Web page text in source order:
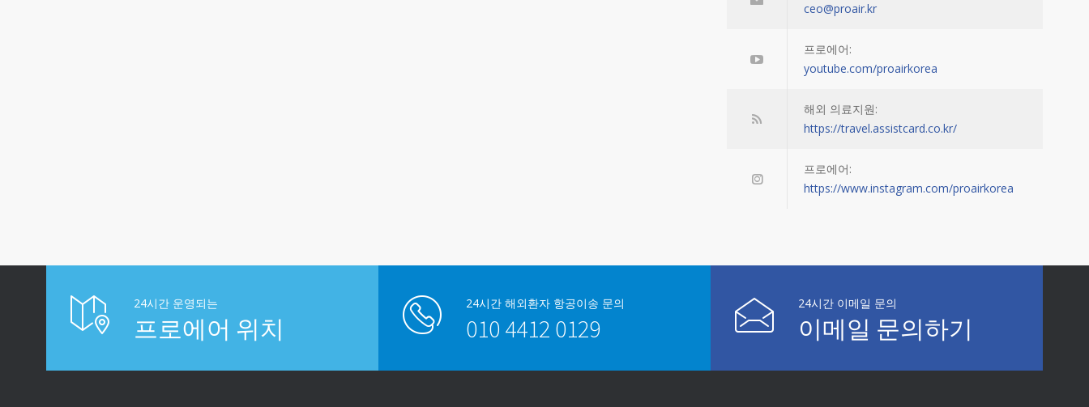
ceo@proair.kr
프로에어:
youtube.com/proairkorea
해외 의료지원:
https://travel.assistcard.co.kr/
프로에어:
https://www.instagram.com/proairkorea
24시간 운영되는
프로에어 위치
24시간 해외환자 항공이송 문의
010 4412 0129
24시간 이메일 문의
이메일 문의하기